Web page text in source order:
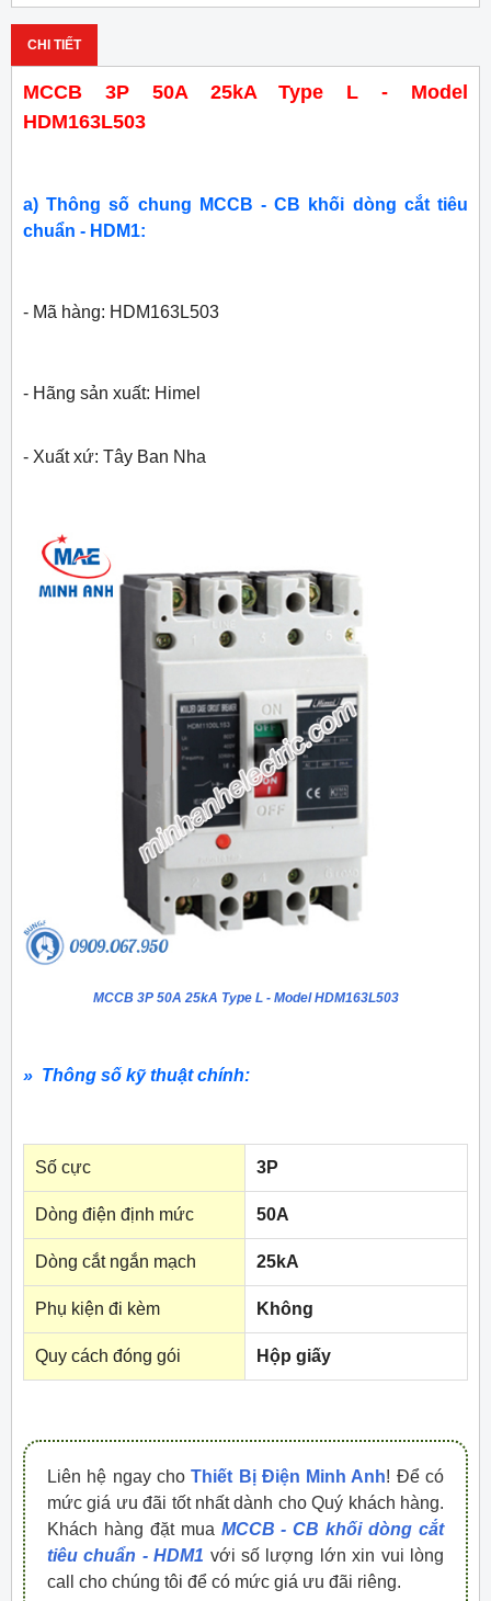
CHI TIẾT
MCCB 3P 50A 25kA Type L - Model
HDM163L503
a) Thông số chung MCCB - CB khối dòng cắt tiêu
chuẩn - HDM1:
- Mã hàng: HDM163L503
- Hãng sản xuất: Himel
- Xuất xứ: Tây Ban Nha
MCCB 3P 50A 25kA Type L - Model HDM163L503
» Thông số kỹ thuật chính:
Số cực 3P
Dòng điện định mức 50A
Dòng cắt ngắn mạch 25kA
Phụ kiện đi kèm Không
Quy cách đóng gói Hộp giấy
Liên hệ ngay choThiết Bị Điện Minh Anh! Để có
mức giá ưu đãi tốt nhất dành cho Quý khách hàng.
Khách hàng đặt mua MCCB - CB khối dòng cắt
tiêu chuẩn - HDM1 với số lượng lớn xin vui lòng
call cho chúng tôi để có mức giá ưu đãi riêng.